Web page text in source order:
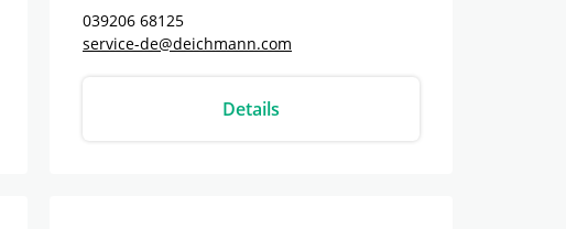
039206 68125
service-de@deichmann.com
Details